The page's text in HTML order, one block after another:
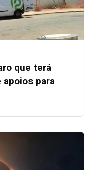
que terá
para